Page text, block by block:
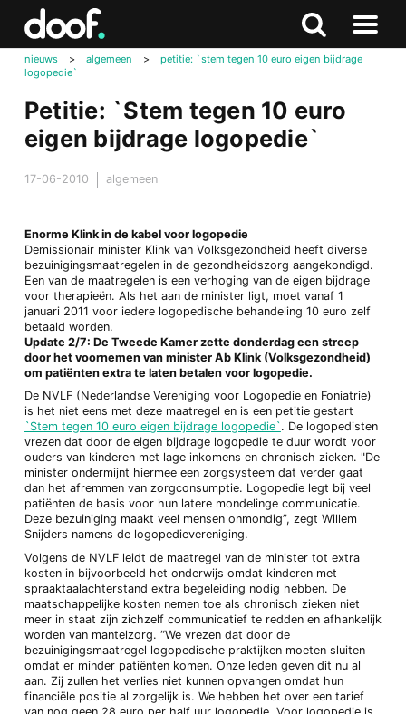
Zoeken
Naar
menu
nieuws > algemeen >
petitie: `stem tegen 10 euro eigen bijdrage
logopedie`
Petitie: `Stem tegen 10 euro
eigen bijdrage logopedie`
17-06-2010 algemeen
Enorme Klink in de kabel voor logopedie
Demissionair minister Klink van Volksgezondheid heeft diverse
bezuinigingsmaatregelen in de gezondheidszorg aangekondigd.
Een van de maatregelen is een verhoging van de eigen bijdrage
voor therapieën. Als het aan de minister ligt, moet vanaf 1
januari 2011 voor iedere logopedische behandeling 10 euro zelf
betaald worden.
Update 2/7: De Tweede Kamer zette donderdag een streep
door het voornemen van minister Ab Klink (Volksgezondheid)
om patiënten extra te laten betalen voor logopedie.
De NVLF (Nederlandse Vereniging voor Logopedie en Foniatrie)
is het niet eens met deze maatregel en is een petitie gestart
`Stem tegen 10 euro eigen bijdrage logopedie` . De logopedisten
vrezen dat door de eigen bijdrage logopedie te duur wordt voor
ouders van kinderen met lage inkomens en chronisch zieken. "De
minister ondermijnt hiermee een zorgsysteem dat verder gaat
dan het afremmen van zorgconsumptie. Logopedie legt bij veel
patiënten de basis voor hun latere mondelinge communicatie.
Deze bezuiniging maakt veel mensen onmondig”, zegt Willem
Snijders namens de logopedievereniging.
Volgens de NVLF leidt de maatregel van de minister tot extra
kosten in bijvoorbeeld het onderwijs omdat kinderen met
spraaktaalachterstand extra begeleiding nodig hebben. De
maatschappelijke kosten nemen toe als chronisch zieken niet
meer in staat zijn zichzelf communicatief te redden en afhankelijk
worden van mantelzorg. “We vrezen dat door de
bezuinigingsmaatregel logopedische praktijken moeten sluiten
omdat er minder patiënten komen. Onze leden geven dit nu al
aan. Zij zullen het verlies niet kunnen opvangen omdat hun
financiële positie al zorgelijk is. We hebben het over een tarief
Doof.nl
Zoeken
naar